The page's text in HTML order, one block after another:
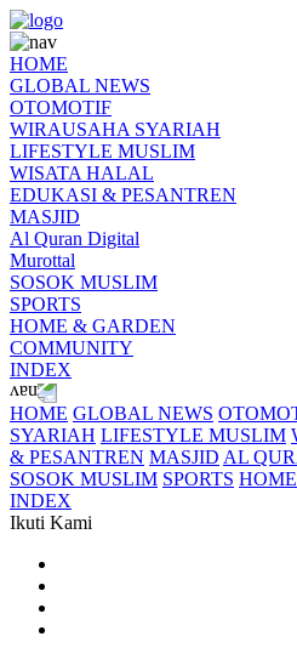
HOME
GLOBAL NEWS
OTOMOTIF
WIRAUSAHA SYARIAH
LIFESTYLE MUSLIM
WISATA HALAL
EDUKASI & PESANTREN
MASJID
Al Quran Digital
Murottal
SOSOK MUSLIM
SPORTS
HOME & GARDEN
COMMUNITY
INDEX
HOME GLOBAL NEWS
SYARIAH LIFESTYLE MUSLIM
& PESANTREN MASJID AL
SOSOK MUSLIM SPORTS
INDEX
Ikuti Kami